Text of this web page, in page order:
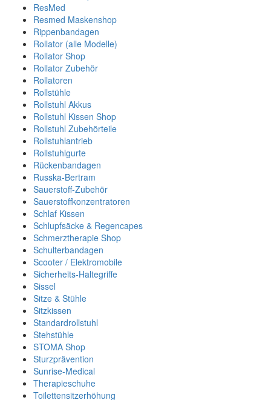
ResMed
Resmed Maskenshop
Rippenbandagen
Rollator (alle Modelle)
Rollator Shop
Rollator Zubehör
Rollatoren
Rollstühle
Rollstuhl Akkus
Rollstuhl Kissen Shop
Rollstuhl Zubehörteile
Rollstuhlantrieb
Rollstuhlgurte
Rückenbandagen
Russka-Bertram
Sauerstoff-Zubehör
Sauerstoffkonzentratoren
Schlaf Kissen
Schlupfsäcke & Regencapes
Schmerztherapie Shop
Schulterbandagen
Scooter / Elektromobile
Sicherheits-Haltegriffe
Sissel
Sitze & Stühle
Sitzkissen
Standardrollstuhl
Stehstühle
STOMA Shop
Sturzprävention
Sunrise-Medical
Therapieschuhe
Toilettensitzerhöhung